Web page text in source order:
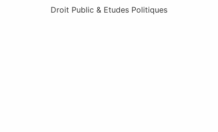
Droit Public & Etudes Politiques